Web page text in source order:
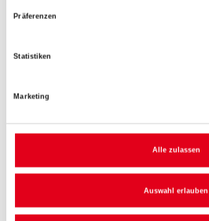
Präferenzen
Statistiken
Marketing
Alle zulassen
Auswahl erlauben
Zur Farbauswahl für Ihren
PRODUKTEIGENSCHAFTEN